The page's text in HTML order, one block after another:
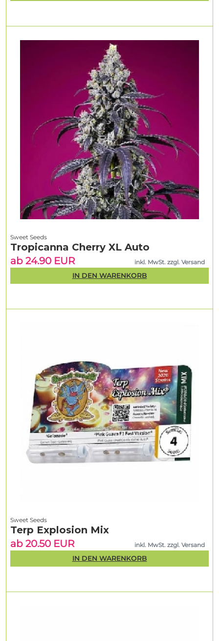
Sweet Seeds
Terp Explosion Mix
ab 20.50 EUR
inkl. MwSt. zzgl. Versand
IN DEN WARENKORB
Sweet Seeds
Tropicanna Cherry XL Auto
ab 24.90 EUR
inkl. MwSt. zzgl. Versand
IN DEN WARENKORB